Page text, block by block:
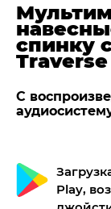
спинку
Traverse
С
Play,